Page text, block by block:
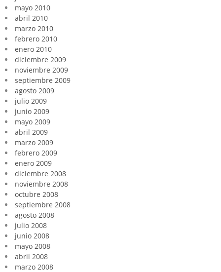
mayo 2010
abril 2010
marzo 2010
febrero 2010
enero 2010
diciembre 2009
noviembre 2009
septiembre 2009
agosto 2009
julio 2009
junio 2009
mayo 2009
abril 2009
marzo 2009
febrero 2009
enero 2009
diciembre 2008
noviembre 2008
octubre 2008
septiembre 2008
agosto 2008
julio 2008
junio 2008
mayo 2008
abril 2008
marzo 2008